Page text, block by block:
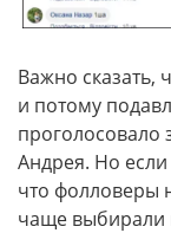
Важно сказать,
и потому
проголосовало
Андрея. Но
что фолловеры
чаще выбирали